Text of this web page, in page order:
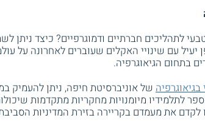
לתהליכים חברתיים ודמוגרפיים? כיצד ניתן
עם שינויי האקלים שעוברים לאחרונה על
בתחום הגיאוגרפיה.
של אוניברסיטת חיפה, ניתן להעמיק
לתלמידיו מיומנויות מחקריות מתקדמות
את מעמדם בקריירה בזירת המדיניות